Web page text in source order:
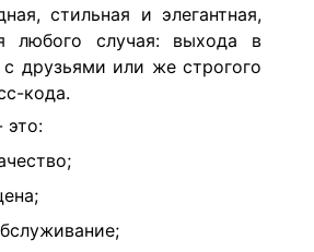
стильная и элегантная,
любого случая: выхода в
с друзьями или же строгого
кода.
это: